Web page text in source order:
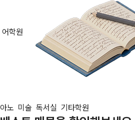
어학원
아노 미술 독서실 기타학원